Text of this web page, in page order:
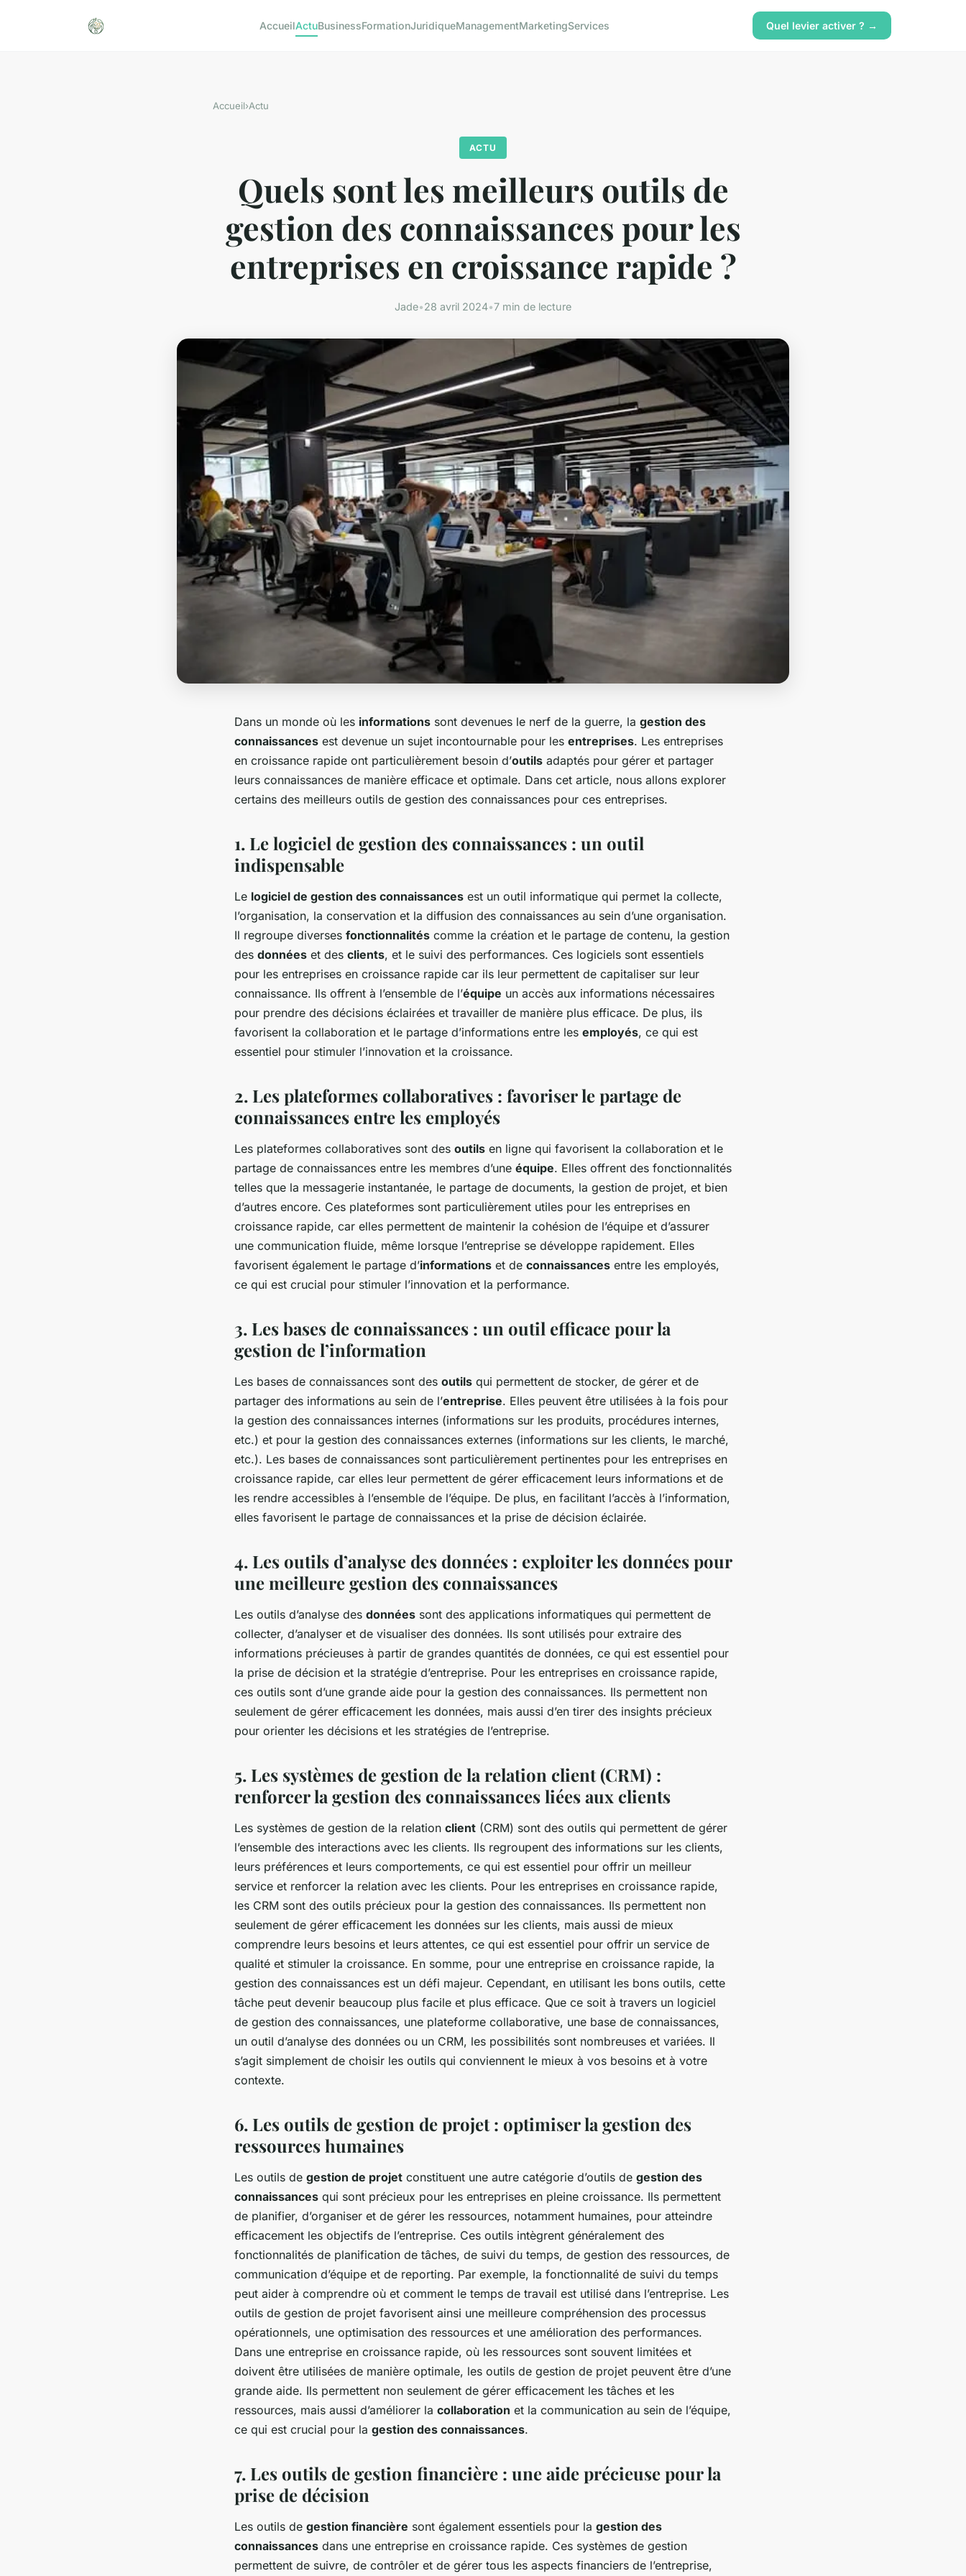
AccueilActuBusinessFormationJuridiqueManagementMarketingServices Quel levier activer ? →
Accueil›Actu
ACTU
Quels sont les meilleurs outils de
gestion des connaissances pour les
entreprises en croissance rapide ?
Jade•28 avril 2024•7 min de lecture
Dans un monde où les informations sont devenues le nerf de la guerre, la gestion des
connaissances est devenue un sujet incontournable pour les entreprises. Les entreprises
en croissance rapide ont particulièrement besoin d’outils adaptés pour gérer et partager
leurs connaissances de manière efficace et optimale. Dans cet article, nous allons explorer
certains des meilleurs outils de gestion des connaissances pour ces entreprises.
1. Le logiciel de gestion des connaissances : un outil
indispensable
Le logiciel de gestion des connaissances est un outil informatique qui permet la collecte,
l’organisation, la conservation et la diffusion des connaissances au sein d’une organisation.
Il regroupe diverses fonctionnalités comme la création et le partage de contenu, la gestion
des données et des clients, et le suivi des performances. Ces logiciels sont essentiels
pour les entreprises en croissance rapide car ils leur permettent de capitaliser sur leur
connaissance. Ils offrent à l’ensemble de l’équipe un accès aux informations nécessaires
pour prendre des décisions éclairées et travailler de manière plus efficace. De plus, ils
favorisent la collaboration et le partage d’informations entre les employés, ce qui est
essentiel pour stimuler l’innovation et la croissance.
2. Les plateformes collaboratives : favoriser le partage de
connaissances entre les employés
Les plateformes collaboratives sont des outils en ligne qui favorisent la collaboration et le
partage de connaissances entre les membres d’une équipe. Elles offrent des fonctionnalités
telles que la messagerie instantanée, le partage de documents, la gestion de projet, et bien
d’autres encore. Ces plateformes sont particulièrement utiles pour les entreprises en
croissance rapide, car elles permettent de maintenir la cohésion de l’équipe et d’assurer
une communication fluide, même lorsque l’entreprise se développe rapidement. Elles
favorisent également le partage d’informations et de connaissances entre les employés,
ce qui est crucial pour stimuler l’innovation et la performance.
3. Les bases de connaissances : un outil efficace pour la
gestion de l’information
Les bases de connaissances sont des outils qui permettent de stocker, de gérer et de
partager des informations au sein de l’entreprise. Elles peuvent être utilisées à la fois pour
la gestion des connaissances internes (informations sur les produits, procédures internes,
etc.) et pour la gestion des connaissances externes (informations sur les clients, le marché,
etc.). Les bases de connaissances sont particulièrement pertinentes pour les entreprises en
croissance rapide, car elles leur permettent de gérer efficacement leurs informations et de
les rendre accessibles à l’ensemble de l’équipe. De plus, en facilitant l’accès à l’information,
elles favorisent le partage de connaissances et la prise de décision éclairée.
4. Les outils d’analyse des données : exploiter les données pour
une meilleure gestion des connaissances
Les outils d’analyse des données sont des applications informatiques qui permettent de
collecter, d’analyser et de visualiser des données. Ils sont utilisés pour extraire des
informations précieuses à partir de grandes quantités de données, ce qui est essentiel pour
la prise de décision et la stratégie d’entreprise. Pour les entreprises en croissance rapide,
ces outils sont d’une grande aide pour la gestion des connaissances. Ils permettent non
seulement de gérer efficacement les données, mais aussi d’en tirer des insights précieux
pour orienter les décisions et les stratégies de l’entreprise.
5. Les systèmes de gestion de la relation client (CRM) :
renforcer la gestion des connaissances liées aux clients
Les systèmes de gestion de la relation client (CRM) sont des outils qui permettent de gérer
l’ensemble des interactions avec les clients. Ils regroupent des informations sur les clients,
leurs préférences et leurs comportements, ce qui est essentiel pour offrir un meilleur
service et renforcer la relation avec les clients. Pour les entreprises en croissance rapide,
les CRM sont des outils précieux pour la gestion des connaissances. Ils permettent non
seulement de gérer efficacement les données sur les clients, mais aussi de mieux
comprendre leurs besoins et leurs attentes, ce qui est essentiel pour offrir un service de
qualité et stimuler la croissance. En somme, pour une entreprise en croissance rapide, la
gestion des connaissances est un défi majeur. Cependant, en utilisant les bons outils, cette
tâche peut devenir beaucoup plus facile et plus efficace. Que ce soit à travers un logiciel
de gestion des connaissances, une plateforme collaborative, une base de connaissances,
un outil d’analyse des données ou un CRM, les possibilités sont nombreuses et variées. Il
s’agit simplement de choisir les outils qui conviennent le mieux à vos besoins et à votre
contexte.
6. Les outils de gestion de projet : optimiser la gestion des
ressources humaines
Les outils de gestion de projet constituent une autre catégorie d’outils de gestion des
connaissances qui sont précieux pour les entreprises en pleine croissance. Ils permettent
de planifier, d’organiser et de gérer les ressources, notamment humaines, pour atteindre
efficacement les objectifs de l’entreprise. Ces outils intègrent généralement des
fonctionnalités de planification de tâches, de suivi du temps, de gestion des ressources, de
communication d’équipe et de reporting. Par exemple, la fonctionnalité de suivi du temps
peut aider à comprendre où et comment le temps de travail est utilisé dans l’entreprise. Les
outils de gestion de projet favorisent ainsi une meilleure compréhension des processus
opérationnels, une optimisation des ressources et une amélioration des performances.
Dans une entreprise en croissance rapide, où les ressources sont souvent limitées et
doivent être utilisées de manière optimale, les outils de gestion de projet peuvent être d’une
grande aide. Ils permettent non seulement de gérer efficacement les tâches et les
ressources, mais aussi d’améliorer la collaboration et la communication au sein de l’équipe,
ce qui est crucial pour la gestion des connaissances.
7. Les outils de gestion financière : une aide précieuse pour la
prise de décision
Les outils de gestion financière sont également essentiels pour la gestion des
connaissances dans une entreprise en croissance rapide. Ces systèmes de gestion
permettent de suivre, de contrôler et de gérer tous les aspects financiers de l’entreprise,